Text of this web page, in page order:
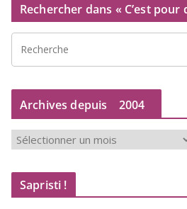
Rechercher dans « C’est pour
Archives depuis 2004
r
c
Sapristi !